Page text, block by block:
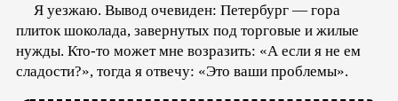
Я уезжаю. Вывод очевиден: Петербург — гора
плиток шоколада, завернутых под торговые и жилые
нужды. Кто-то может мне возразить: «А если я не ем
сладости?», тогда я отвечу: «Это ваши проблемы».